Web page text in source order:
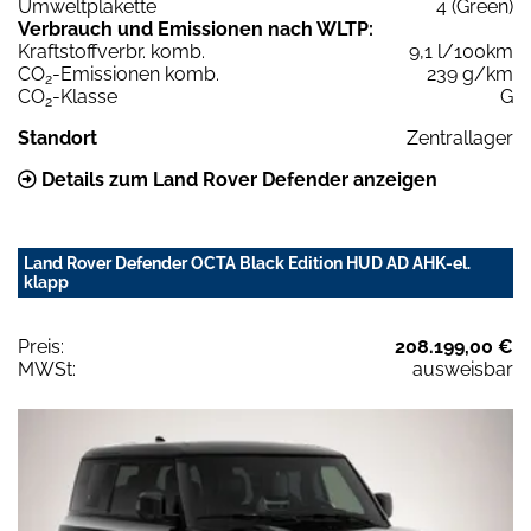
Umweltplakette
4 (Green)
Verbrauch und Emissionen nach WLTP:
Kraftstoffverbr. komb.
9,1 l/100km
CO2-Emissionen komb.
239 g/km
CO2-Klasse
G
Standort
Zentrallager
Details zum Land Rover Defender anzeigen
Land Rover Defender OCTA Black Edition HUD AD AHK-el.
klapp
Preis:
208.199,00 €
MWSt:
ausweisbar